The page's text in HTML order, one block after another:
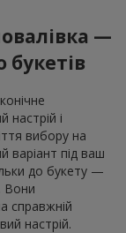
—
настрій і
вибору на
варіант під ваш
до букету —
Вони
справжній
настрій.